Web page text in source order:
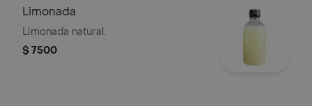
Limonada
Limonada natural.
$ 7500